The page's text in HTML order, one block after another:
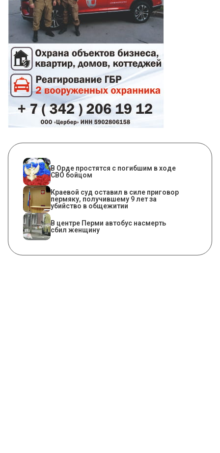
В Орде простятся с погибшим в ходе
СВО бойцом
Краевой суд оставил в силе приговор
пермяку, получившему 9 лет за
убийство в общежитии
В центре Перми автобус насмерть
сбил женщину